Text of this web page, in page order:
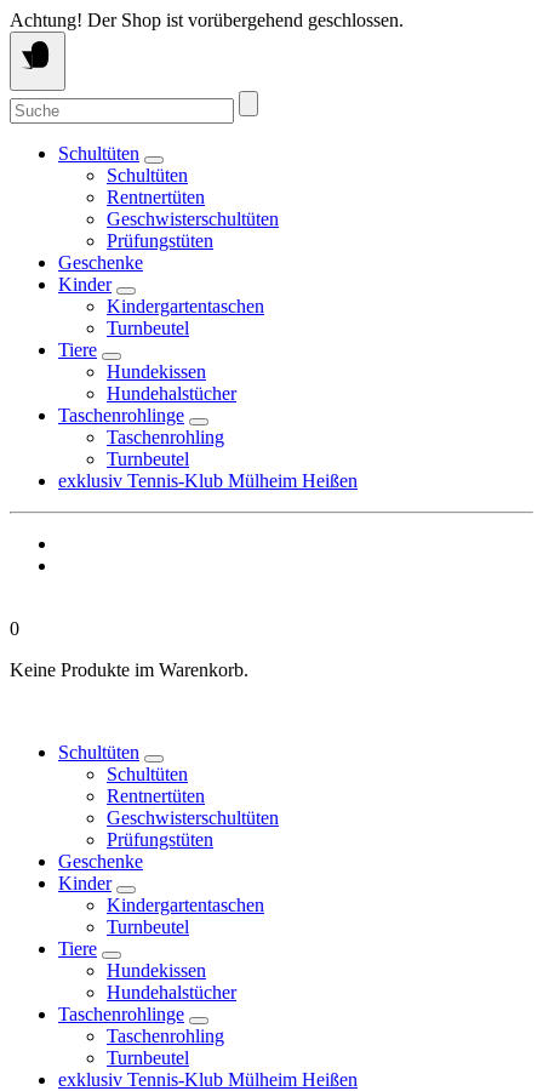
Springe
zum
Inhalt
Achtung! Der Shop ist vorübergehend geschlossen.
Suche
nach:
Schultüten
Schultüten
Rentnertüten
Geschwisterschultüten
Prüfungstüten
Geschenke
Kinder
Kindergartentaschen
Turnbeutel
Tiere
Hundekissen
Hundehalstücher
Taschenrohlinge
Taschenrohling
Turnbeutel
exklusiv Tennis-Klub Mülheim Heißen
0
Keine Produkte im Warenkorb.
Schultüten
Schultüten
Rentnertüten
Geschwisterschultüten
Prüfungstüten
Geschenke
Kinder
Kindergartentaschen
Turnbeutel
Tiere
Hundekissen
Hundehalstücher
Taschenrohlinge
Taschenrohling
Turnbeutel
exklusiv Tennis-Klub Mülheim Heißen